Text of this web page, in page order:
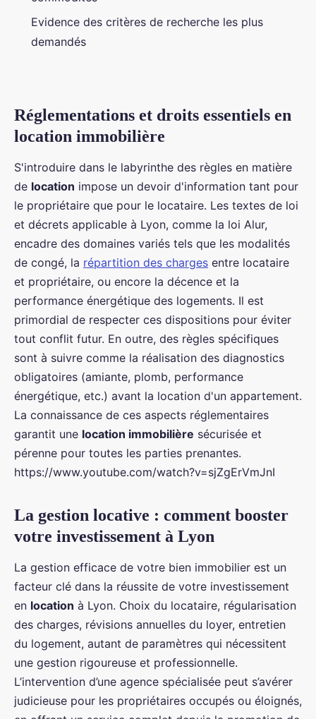
Evidence des critères de recherche les plus
demandés
Réglementations et droits essentiels en
location immobilière
S'introduire dans le labyrinthe des règles en matière
de location impose un devoir d'information tant pour
le propriétaire que pour le locataire. Les textes de loi
et décrets applicable à Lyon, comme la loi Alur,
encadre des domaines variés tels que les modalités
de congé, la répartition des charges entre locataire
et propriétaire, ou encore la décence et la
performance énergétique des logements. Il est
primordial de respecter ces dispositions pour éviter
tout conflit futur. En outre, des règles spécifiques
sont à suivre comme la réalisation des diagnostics
obligatoires (amiante, plomb, performance
énergétique, etc.) avant la location d'un appartement.
La connaissance de ces aspects réglementaires
garantit une location immobilière sécurisée et
pérenne pour toutes les parties prenantes.
https://www.youtube.com/watch?v=sjZgErVmJnI
La gestion locative : comment booster
votre investissement à Lyon
La gestion efficace de votre bien immobilier est un
facteur clé dans la réussite de votre investissement
en location à Lyon. Choix du locataire, régularisation
des charges, révisions annuelles du loyer, entretien
du logement, autant de paramètres qui nécessitent
une gestion rigoureuse et professionnelle.
L’intervention d’une agence spécialisée peut s’avérer
judicieuse pour les propriétaires occupés ou éloignés,